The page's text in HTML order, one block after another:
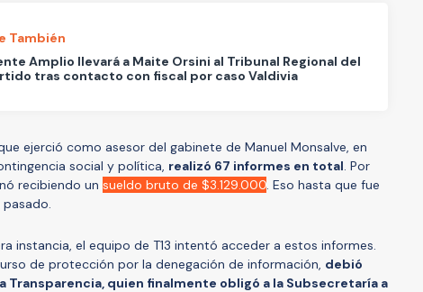
También
Amplio llevará a Maite Orsini al Tribunal Regional del
tras contacto con fiscal por caso Valdivia
ejerció como asesor del gabinete de Manuel Monsalve, en
social y política, realizó 67 informes en total. Por
recibiendo un sueldo bruto de $3.129.000. Eso hasta que fue
instancia, el equipo de T13 intentó acceder a estos informes.
de protección por la denegación de información, debió
Transparencia, quien finalmente obligó a la Subsecretaría a